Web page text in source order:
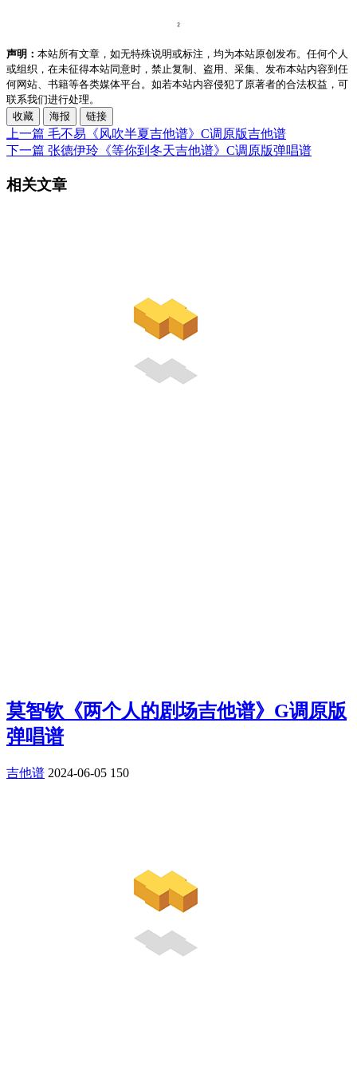
声明： 本站所有文章，如无特殊说明或标注，均为本站原创发布。任何个人
或组织，在未征得本站同意时，禁止复制、盗用、采集、发布本站内容到任
何网站、书籍等各类媒体平台。如若本站内容侵犯了原著者的合法权益，可
联系我们进行处理。
收藏
海报 链接
上一篇 毛不易《风吹半夏吉他谱》C调原版吉他谱
下一篇 张德伊玲《等你到冬天吉他谱》C调原版弹唱谱
相关文章
莫智钦《两个人的剧场吉他谱》G调原版
弹唱谱
吉他谱 2024-06-05 150